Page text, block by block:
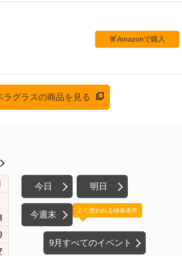
Amazonで購入
ラグラスの商品を見る
今日 明日
今週末
9月すべてのイベント
よく使われる検索条件